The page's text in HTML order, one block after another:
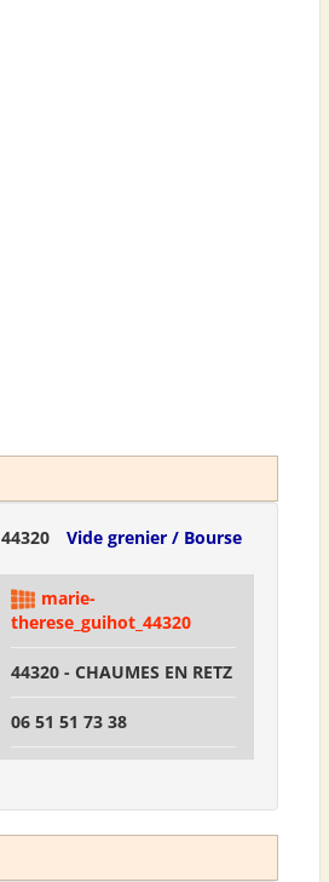
44320 Vide grenier / Bourse
marie-
therese_guihot_44320
44320 - CHAUMES EN RETZ
06 51 51 73 38